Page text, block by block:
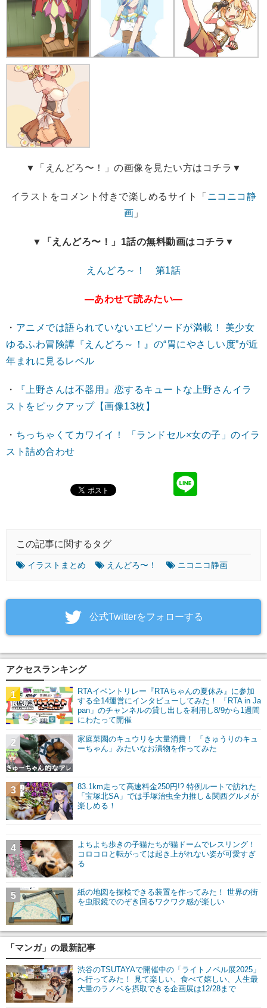
▼「えんどろ〜！」の画像を見たい方はコチラ▼
イラストをコメント付きで楽しめるサイト「 ニコニコ静
画 」
▼「えんどろ〜！」1話の無料動画はコチラ▼
えんどろ～！ 第1話
―あわせて読みたい―
・ アニメでは語られていないエピソードが満載！ 美少女
ゆるふわ冒険譚『えんどろ～！』の“胃にやさしい度”が近
年まれに見るレベル
・
『上野さんは不器用』恋するキュートな上野さんイラ
ストをピックアップ【画像13枚】
・ ちっちゃくてカワイイ！ 「ランドセル×女の子」のイラ
スト詰め合わせ
この記事に関するタグ
イラストまとめ えんどろ〜！ ニコニコ静画
‎公式Twitterをフォローする
アクセスランキング
RTAイベントリレー『RTAちゃんの夏休み』に参加
する全14運営にインタビューしてみた！ 「RTA in Ja
pan」のチャンネルの貸し出しを利用し8/9から1週間
にわたって開催
1
家庭菜園のキュウリを大量消費！ 「きゅうりのキュ
ーちゃん」みたいなお漬物を作ってみた
2
83.1km走って高速料金250円!? 特例ルートで訪れた
「宝塚北SA」では手塚治虫全力推し＆関西グルメが
楽しめる！
3
よちよち歩きの子猫たちが猫ドームでレスリング！
コロコロと転がっては起き上がれない姿が可愛すぎ
る
4
紙の地図を探検できる装置を作ってみた！ 世界の街
を虫眼鏡でのぞき回るワクワク感が楽しい
5
「マンガ」の最新記事
渋谷のTSUTAYAで開催中の「ライトノベル展2025」
へ行ってみた！ 見て楽しい、食べて嬉しい、人生最
大量のラノベを摂取できる企画展は12/28まで